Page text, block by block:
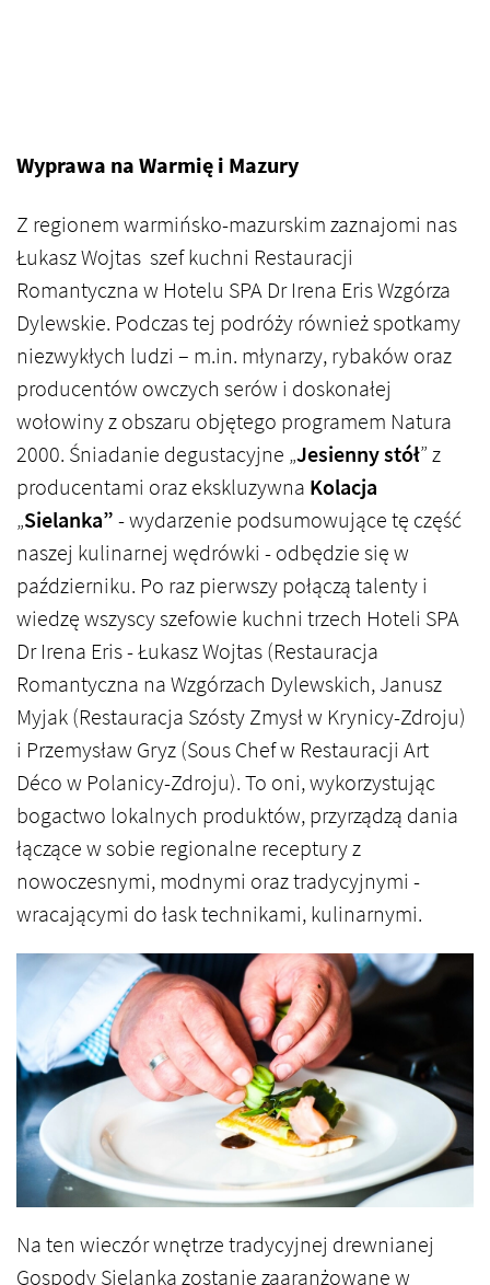
Wyprawa na Warmię i Mazury
Z regionem warmińsko-mazurskim zaznajomi nas
Łukasz Wojtas szef kuchni Restauracji
Romantyczna w Hotelu SPA Dr Irena Eris Wzgórza
Dylewskie. Podczas tej podróży również spotkamy
niezwykłych ludzi – m.in. młynarzy, rybaków oraz
producentów owczych serów i doskonałej
wołowiny z obszaru objętego programem Natura
2000. Śniadanie degustacyjne „Jesienny stół” z
producentami oraz ekskluzywna Kolacja
„Sielanka”- wydarzenie podsumowujące tę część
naszej kulinarnej wędrówki - odbędzie się w
październiku. Po raz pierwszy połączą talenty i
wiedzę wszyscy szefowie kuchni trzech Hoteli SPA
Dr Irena Eris - Łukasz Wojtas (Restauracja
Romantyczna na Wzgórzach Dylewskich, Janusz
Myjak (Restauracja Szósty Zmysł w Krynicy-Zdroju)
i Przemysław Gryz (Sous Chef w Restauracji Art
Déco w Polanicy-Zdroju). To oni, wykorzystując
bogactwo lokalnych produktów, przyrządzą dania
łączące w sobie regionalne receptury z
nowoczesnymi, modnymi oraz tradycyjnymi -
wracającymi do łask technikami, kulinarnymi.
Na ten wieczór wnętrze tradycyjnej drewnianej
Gospody Sielanka zostanie zaaranżowane w